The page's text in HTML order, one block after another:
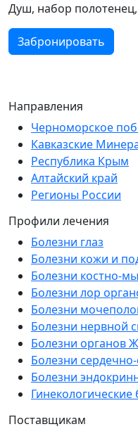
Душ, набор
Забронировать
Направления
Черноморское
Кавказские
Республика Крым
Алтайский край
Регионы России
Профили лечения
Болезни глаз
Болезни кожи и
Болезни костно-
Болезни лор
Болезни
Болезни нервной
Болезни органов
Болезни
Болезни
Гинекологические
Поставщикам